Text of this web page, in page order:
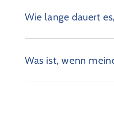
Wie lange dauert
Was ist, wenn